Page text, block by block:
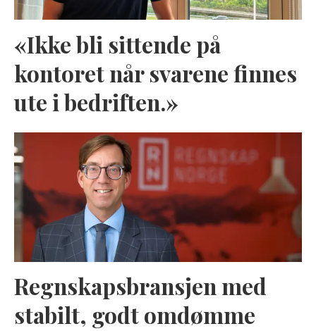
«Ikke bli sittende på
kontoret når svarene finnes
ute i bedriften.»
Regnskapsbransjen med
stabilt, godt omdømme